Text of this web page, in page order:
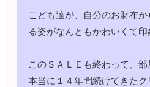
こども達が、自分のお財布
る姿がなんともかわいくて印
このＳＡＬＥも終わって、部
本当に１４年間続けてきた